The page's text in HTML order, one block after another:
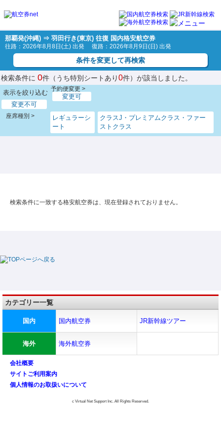
那覇発(沖縄) ⇒ 羽田行き(東京) 往復 国内格安航空券
往路：2026年8月8日(土) 出発 復路：2026年8月9日(日) 出発
条件を変更して再検索
検索条件に 0件（うち特別シートあり0件）が該当しました。
表示を絞り込む 予約便変更 >
変更可
変更不可
座席種別 >
レギュラーシ
ート
クラスJ・プレミアムクラス・ファー
ストクラス
検索条件に一致する格安航空券は、現在登録されておりません。
カテゴリー一覧
国内 国内航空券 JR新幹線ツアー
海外 海外航空券
会社概要
サイトご利用案内
個人情報のお取扱いについて
c Virtual Net Support Inc. All Rights Reserved.